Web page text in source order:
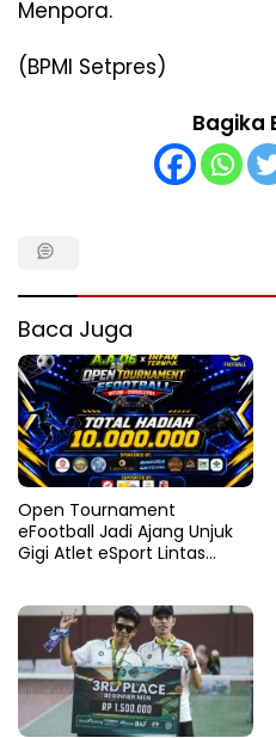
Menpora.
(BPMI Setpres)
Bagika
Baca Juga
Open Tournament
eFootball Jadi Ajang Unjuk
Gigi Atlet eSport Lintas